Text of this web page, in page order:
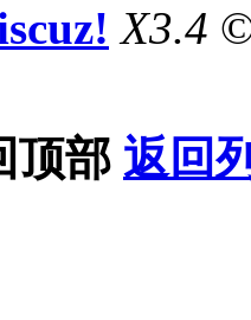
X3.4
顶部 返回